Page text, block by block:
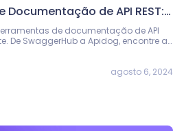
Documentação de API REST:
de documentação de API
De SwaggerHub a Apidog, encontre a
essas ferramentas poderosas e fáceis
agosto 6, 2024